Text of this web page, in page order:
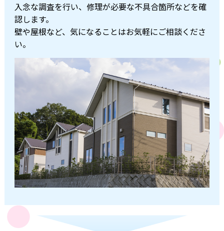
入念な調査を行い、修理が必要な不具合箇所などを確
認します。
壁や屋根など、気になることはお気軽にご相談くださ
い。